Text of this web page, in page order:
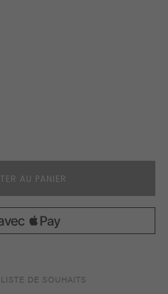
AU PANIER
DE SOUHAITS